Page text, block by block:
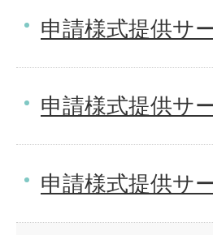
申請様式提供サ
申請様式提供サ
申請様式提供サ